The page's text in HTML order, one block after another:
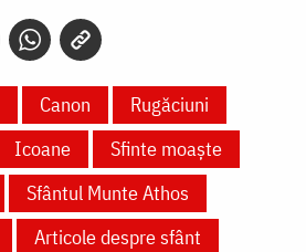
Canon
Rugăciuni
Icoane
Sfinte moaște
Sfântul Munte Athos
Articole despre sfânt